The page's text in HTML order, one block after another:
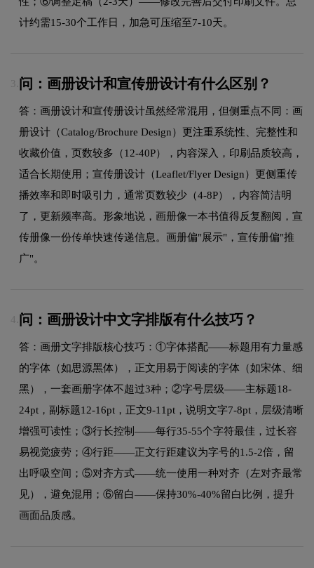
计约需15-30个工作日，加急可压缩至7-10天。
3. 问：画册设计和宣传册设计有什么区别？
答：画册设计和宣传册设计虽然经常混用，但侧重点不同：画
册设计（Catalog/Brochure Design）更注重系统性、完整性和
收藏价值，页数较多（12-40P），内容深入，印刷品质较高，
适合长期使用；宣传册设计（Leaflet/Flyer Design）更侧重传
播效率和即时吸引力，通常页数较少（4-8P），内容简洁明
了，更新频率高。形象地说，画册像一本书值得反复翻阅，宣
传册像一份传单快速传递信息。画册偏"展示"，宣传册偏"推
广"。
4. 问：画册设计中文字排版有什么技巧？
答：画册文字排版核心技巧：①字体搭配——标题用有力量感
的字体（如思源黑体），正文用易于阅读的字体（如宋体、细
黑），一套画册字体不超过3种；②字号层级——主标题18-
24pt，副标题12-16pt，正文9-11pt，说明文字7-8pt，层级清晰
增强可读性；③行长控制——每行35-55个字符最佳，过长容
易视觉疲劳；④行距——正文行距建议为字号的1.5-2倍，留
出呼吸空间；⑤对齐方式——统一使用一种对齐（左对齐最常
见），避免混用；⑥留白——保持30%-40%留白比例，提升
画面品质感。